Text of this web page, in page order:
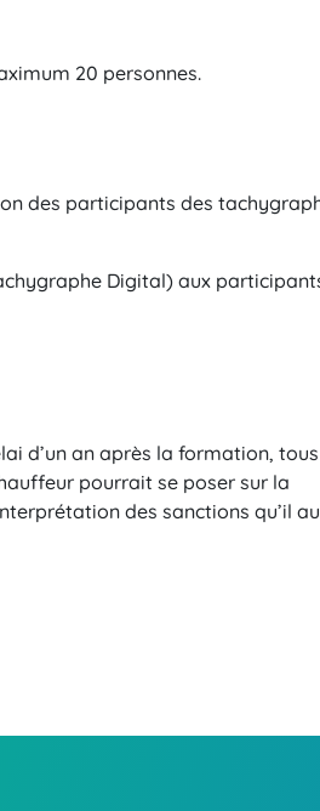
20 personnes.
des participants des
Digital) aux
d’un an après la formation,
pourrait se poser sur la
des sanctions qu’il